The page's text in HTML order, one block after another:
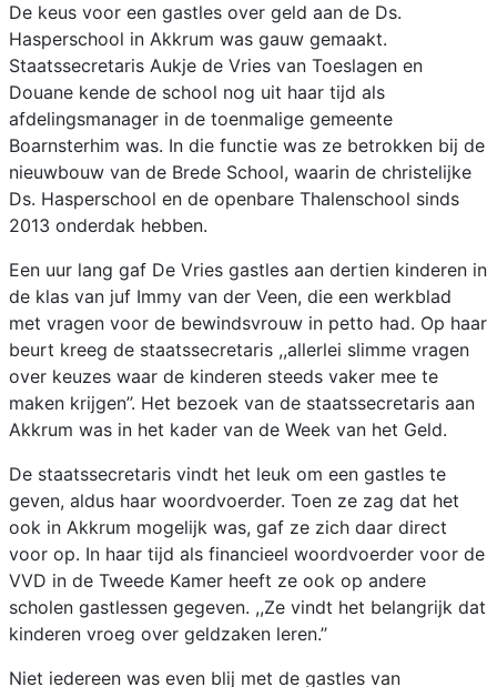
De keus voor een gastles over geld aan de Ds.
Hasperschool in Akkrum was gauw gemaakt.
Staatssecretaris Aukje de Vries van Toeslagen en
Douane kende de school nog uit haar tijd als
afdelingsmanager in de toenmalige gemeente
Boarnsterhim was. In die functie was ze betrokken bij de
nieuwbouw van de Brede School, waarin de christelijke
Ds. Hasperschool en de openbare Thalenschool sinds
2013 onderdak hebben.
Een uur lang gaf De Vries gastles aan dertien kinderen in
de klas van juf Immy van der Veen, die een werkblad
met vragen voor de bewindsvrouw in petto had. Op haar
beurt kreeg de staatssecretaris ,,allerlei slimme vragen
over keuzes waar de kinderen steeds vaker mee te
maken krijgen’’. Het bezoek van de staatssecretaris aan
Akkrum was in het kader van de Week van het Geld.
De staatssecretaris vindt het leuk om een gastles te
geven, aldus haar woordvoerder. Toen ze zag dat het
ook in Akkrum mogelijk was, gaf ze zich daar direct
voor op. In haar tijd als financieel woordvoerder voor de
VVD in de Tweede Kamer heeft ze ook op andere
scholen gastlessen gegeven. ,,Ze vindt het belangrijk dat
kinderen vroeg over geldzaken leren.’’
Niet iedereen was even blij met de gastles van